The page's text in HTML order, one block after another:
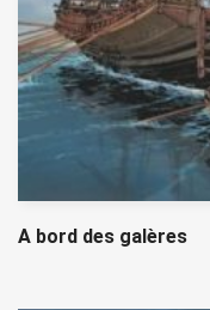
A bord des galères